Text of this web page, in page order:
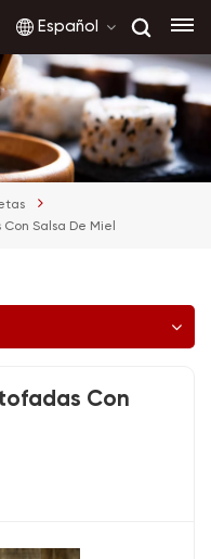
Español
Salsa De Miel
Con